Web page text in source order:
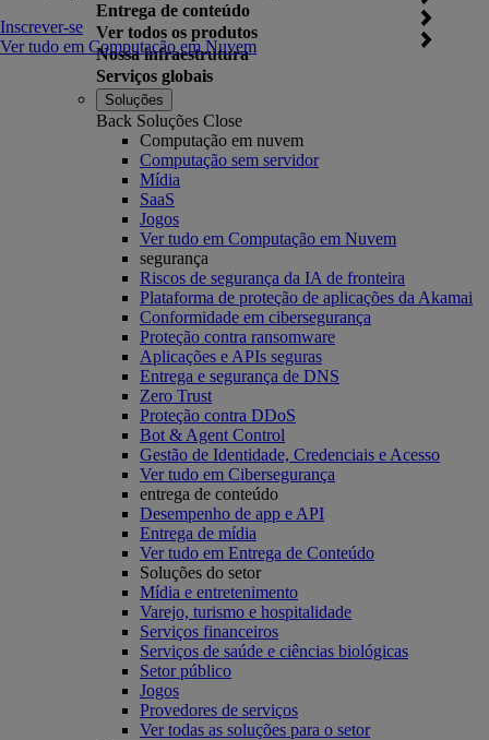
Entrega de conteúdo
Ver todos os produtos
Nossa infraestrutura
Serviços globais
Inscrever-se
Ver tudo em Computação em Nuvem
Soluções
Back Soluções Close
Computação em nuvem
Computação sem servidor
Mídia
SaaS
Jogos
Ver tudo em Computação em Nuvem
segurança
Riscos de segurança da IA de fronteira
Plataforma de proteção de aplicações da Akamai
Conformidade em cibersegurança
Proteção contra ransomware
Aplicações e APIs seguras
Entrega e segurança de DNS
Zero Trust
Proteção contra DDoS
Bot & Agent Control
Gestão de Identidade, Credenciais e Acesso
Ver tudo em Cibersegurança
entrega de conteúdo
Desempenho de app e API
Entrega de mídia
Ver tudo em Entrega de Conteúdo
Soluções do setor
Mídia e entretenimento
Varejo, turismo e hospitalidade
Serviços financeiros
Serviços de saúde e ciências biológicas
Setor público
Jogos
Provedores de serviços
Ver todas as soluções para o setor